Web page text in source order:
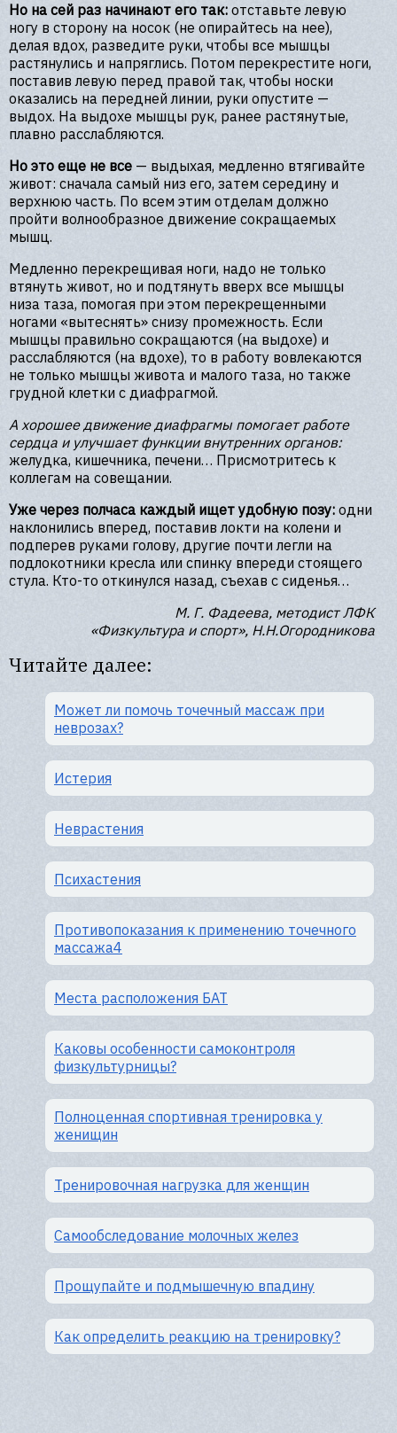
Но на сей раз начинают его так: отставьте левую
ногу в сторону на носок (не опирайтесь на нее),
делая вдох, разведите руки, чтобы все мышцы
растянулись и напряглись. Потом перекрестите ноги,
поставив левую перед правой так, чтобы носки
оказались на передней линии, руки опустите —
выдох. На выдохе мышцы рук, ранее растянутые,
плавно расслабляются.
Но это еще не все — выдыхая, медленно втягивайте
живот: сначала самый низ его, затем середину и
верхнюю часть. По всем этим отделам должно
пройти волнообразное движение сокращаемых
мышц.
Медленно перекрещивая ноги, надо не только
втянуть живот, но и подтянуть вверх все мышцы
низа таза, помогая при этом перекрещенными
ногами «вытеснять» снизу промежность. Если
мышцы правильно сокращаются (на выдохе) и
расслабляются (на вдохе), то в работу вовлекаются
не только мышцы живота и малого таза, но также
грудной клетки с диафрагмой.
А хорошее движение диафрагмы помогает работе
сердца и улучшает функции внутренних органов:
желудка, кишечника, печени… Присмотритесь к
коллегам на совещании.
Уже через полчаса каждый ищет удобную позу: одни
наклонились вперед, поставив локти на колени и
подперев руками голову, другие почти легли на
подлокотники кресла или спинку впереди стоящего
стула. Кто-то откинулся назад, съехав с сиденья…
М. Г. Фадеева, методист ЛФК
«Физкультура и спорт», Н.Н.Огородникова
Читайте далее:
Может ли помочь точечный массаж при
неврозах?
Истерия
Неврастения
Психастения
Противопоказания к применению точечного
массажа4
Места расположения БАТ
Каковы особенности самоконтроля
физкультурницы?
Полноценная спортивная тренировка у
женищин
Тренировочная нагрузка для женщин
Самообследование молочных желез
Прощупайте и подмышечную впадину
Как определить реакцию на тренировку?